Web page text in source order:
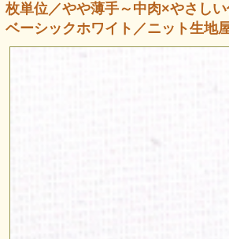
枚単位／やや薄手～中肉×やさし
ベーシックホワイト／ニット生地